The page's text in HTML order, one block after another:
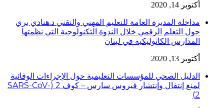
أكتوبر 14, 2020
مداخلة المديرة العامة للتعليم المهني والتقني د.هنادي بري
حول التعلم الرقمي خلال الندوة التكنولوجية التي نظمتها
المدارس الكاثوليكية في لبنان
أكتوبر 13, 2020
الدليل الصحي للمؤسسات التعليمية حول الإجراءات الوقائية
لمنع إنتقال وإنتشار فيروس سارس – كوف 2 (SARS-CoV-
2)